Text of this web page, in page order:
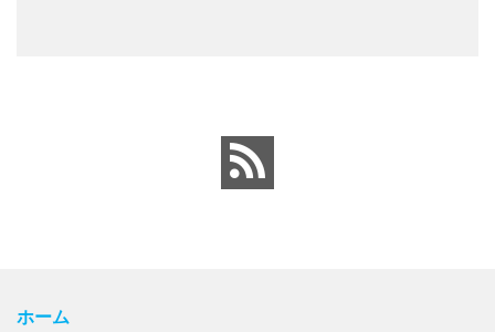
ホーム